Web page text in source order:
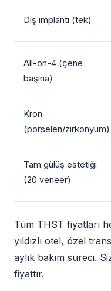
Diş implantı (tek)
All-on-4 (çene
başına)
Kron
(porselen/zirkonyum)
Tam gülüş estetiği
(20 veneer)
Tüm THST fiyatları
yıldızlı otel, özel
aylık bakım süreci.
fiyattır.